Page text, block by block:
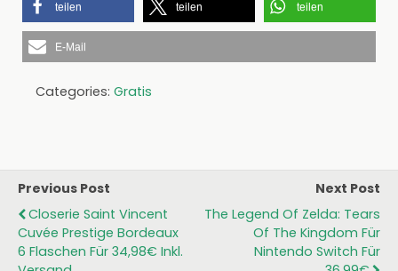
teilen teilen teilen
E-Mail
Categories: Gratis
Previous Post
Closerie Saint Vincent
Cuvée Prestige Bordeaux
6 Flaschen Für 34,98€ Inkl.
Next Post
The Legend Of Zelda: Tears
Of The Kingdom Für
Nintendo Switch Für